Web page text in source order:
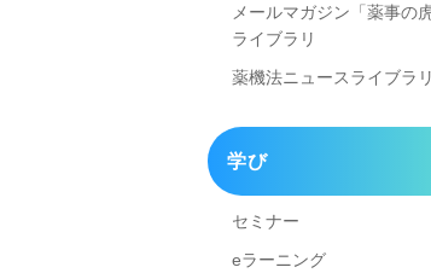
メールマガジン「薬事の虎
ライブラリ
薬機法ニュースライブラリ
学び
セミナー
eラーニング